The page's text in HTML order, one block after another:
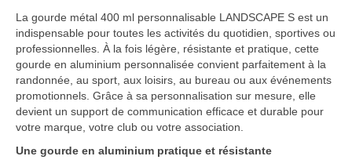
Vêtement Haute Visibilité
Contact
La gourde métal 400 ml personnalisable LANDSCAPE S est un
indispensable pour toutes les activités du quotidien, sportives ou
professionnelles. À la fois légère, résistante et pratique, cette
gourde en aluminium personnalisée convient parfaitement à la
randonnée, au sport, aux loisirs, au bureau ou aux événements
promotionnels. Grâce à sa personnalisation sur mesure, elle
devient un support de communication efficace et durable pour
votre marque, votre club ou votre association.
Une gourde en aluminium pratique et résistante